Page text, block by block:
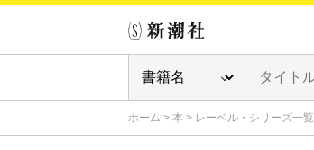
ホーム > 本 > レーベル・シリーズ一覧